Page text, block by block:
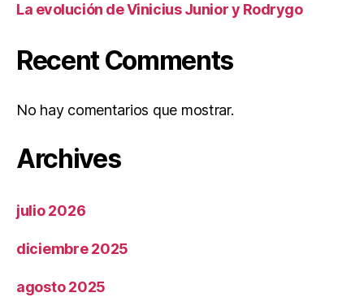
La evolución de Vinicius Junior y Rodrygo
Recent Comments
No hay comentarios que mostrar.
Archives
julio 2026
diciembre 2025
agosto 2025